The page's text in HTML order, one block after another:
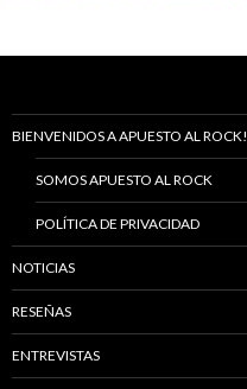
BIENVENIDOS A APUESTO AL ROCK!
SOMOS APUESTO AL ROCK
POLÍTICA DE PRIVACIDAD
NOTICIAS
RESEÑAS
ENTREVISTAS